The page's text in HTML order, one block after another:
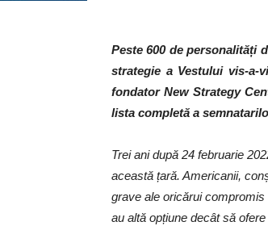
Peste 600 de personalități
strategie a Vestului vis-a-
fondator New Strategy
lista completă a
Trei ani după 24 februarie
această țară. Americanii,
grave ale oricărui
au altă opțiune decât să